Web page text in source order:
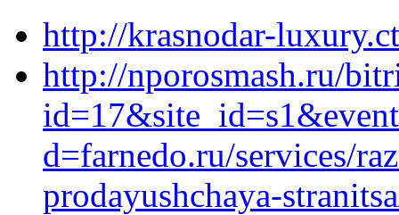
http://krasnodar-
http://nporosmash.ru/
d=farnedo.ru/services/
prodayushchaya-